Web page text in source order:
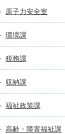
原子力安全室
環境課
税務課
収納課
福祉政策課
高齢・障害福祉課